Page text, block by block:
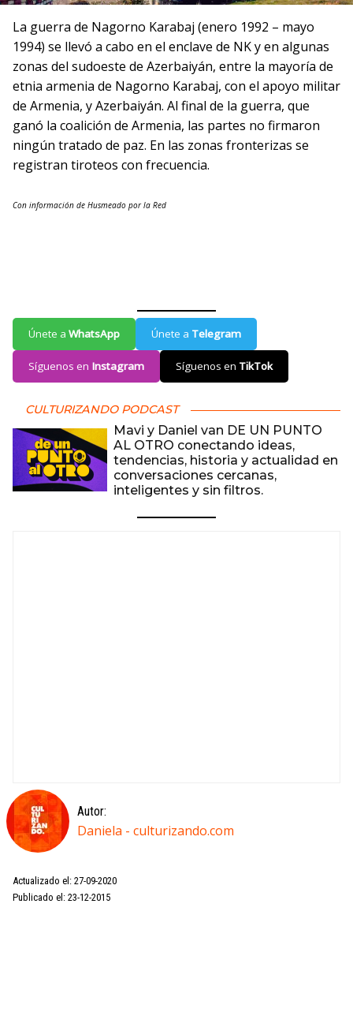
La guerra de Nagorno Karabaj (enero 1992 – mayo
1994) se llevó a cabo en el enclave de NK y en algunas
zonas del sudoeste de Azerbaiyán, entre la mayoría de
etnia armenia de Nagorno Karabaj, con el apoyo militar
de Armenia, y Azerbaiyán. Al final de la guerra, que
ganó la coalición de Armenia, las partes no firmaron
ningún tratado de paz. En las zonas fronterizas se
registran tiroteos con frecuencia.
Con información de Husmeado por la Red
Únete a WhatsApp Únete a Telegram
Síguenos en Instagram Síguenos en TikTok
CULTURIZANDO PODCAST
Mavi y Daniel van DE UN PUNTO
AL OTRO conectando ideas,
tendencias, historia y actualidad en
conversaciones cercanas,
inteligentes y sin filtros.
Autor:
Daniela - culturizando.com
Actualizado el: 27-09-2020
Publicado el: 23-12-2015